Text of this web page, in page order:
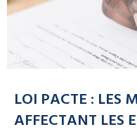
LOI PACTE : LES
AFFECTANT LES